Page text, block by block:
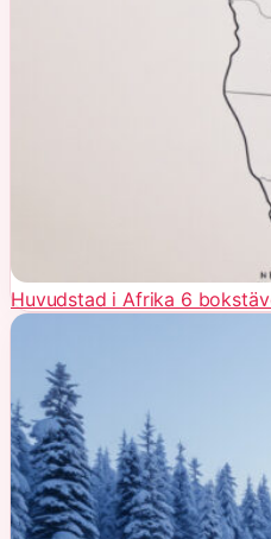
Huvudstad i Afrika 6